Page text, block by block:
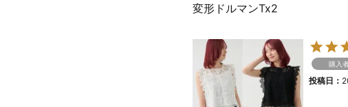
変形ドルマンTx2
購入
投稿日